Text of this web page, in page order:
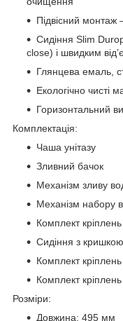
Підвісний монтаж
Сидіння Slim
close) і швидким
Глянцева емаль,
Екологічно чисті
Горизонтальний
Комплектація:
Чаша унітазу
Зливний бачок
Механізм зливу
Механізм набору
Комплект кріплень
Сидіння з кришкою
Комплект
Комплект
Розміри:
Довжина: 495 мм